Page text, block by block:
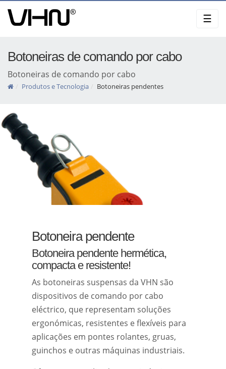
☰
Botoneiras de comando por cabo
Botoneiras de comando por cabo
Produtos e Tecnologia Botoneiras pendentes
Botoneira pendente
Botoneira pendente hermética,
compacta e resistente!
As botoneiras suspensas da VHN são
dispositivos de comando por cabo
eléctrico, que representam soluções
ergonómicas, resistentes e flexíveis para
aplicações em pontes rolantes, gruas,
guinchos e outras máquinas industriais.